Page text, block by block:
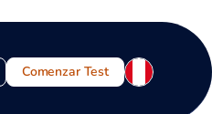
Comenzar Test